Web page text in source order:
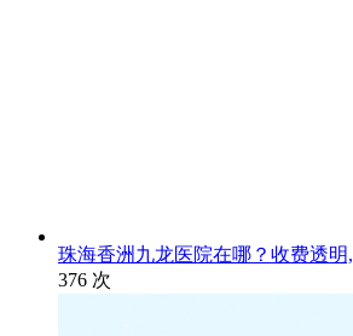
珠海香洲九龙医院在哪？收费透明,
376 次